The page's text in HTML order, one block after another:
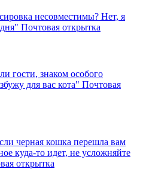
несовместимы? Нет, я
Почтовая открытка
гости, знаком особого
для вас кота" Почтовая
черная кошка перешла вам
куда-то идет, не усложняйте
открытка